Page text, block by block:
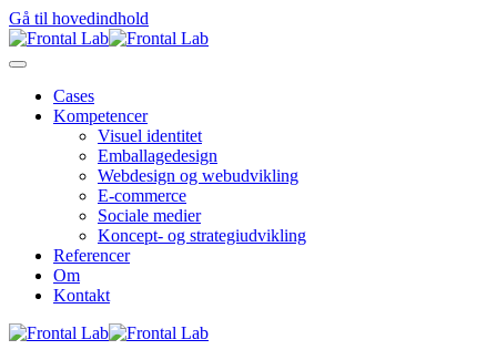
Gå til hovedindhold
Cases
Kompetencer
Visuel identitet
Emballagedesign
Webdesign og webudvikling
E-commerce
Sociale medier
Koncept- og strategiudvikling
Referencer
Om
Kontakt